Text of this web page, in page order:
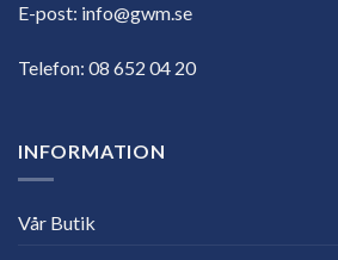
E-post: info@gwm.se
Telefon: 08 652 04 20
INFORMATION
Vår Butik